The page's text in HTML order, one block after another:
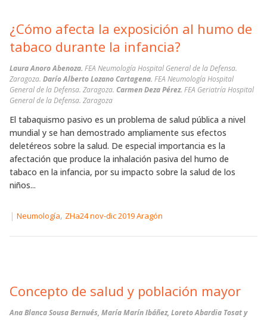
¿Cómo afecta la exposición al humo de
tabaco durante la infancia?
Laura Anoro Abenoza. FEA Neumología Hospital General de la Defensa.
Zaragoza. Darío Alberto Lozano Cartagena. FEA Neumología Hospital
General de la Defensa. Zaragoza. Carmen Deza Pérez. FEA Geriatría Hospital
General de la Defensa. Zaragoza
El tabaquismo pasivo es un problema de salud pública a nivel
mundial y se han demostrado ampliamente sus efectos
deletéreos sobre la salud. De especial importancia es la
afectación que produce la inhalación pasiva del humo de
tabaco en la infancia, por su impacto sobre la salud de los
niños...
| Neumología, ZHa24 nov-dic 2019 Aragón
Concepto de salud y población mayor
Ana Blanca Sousa Bernués, María Marín Ibáñez, Loreto Abardia Tosat y